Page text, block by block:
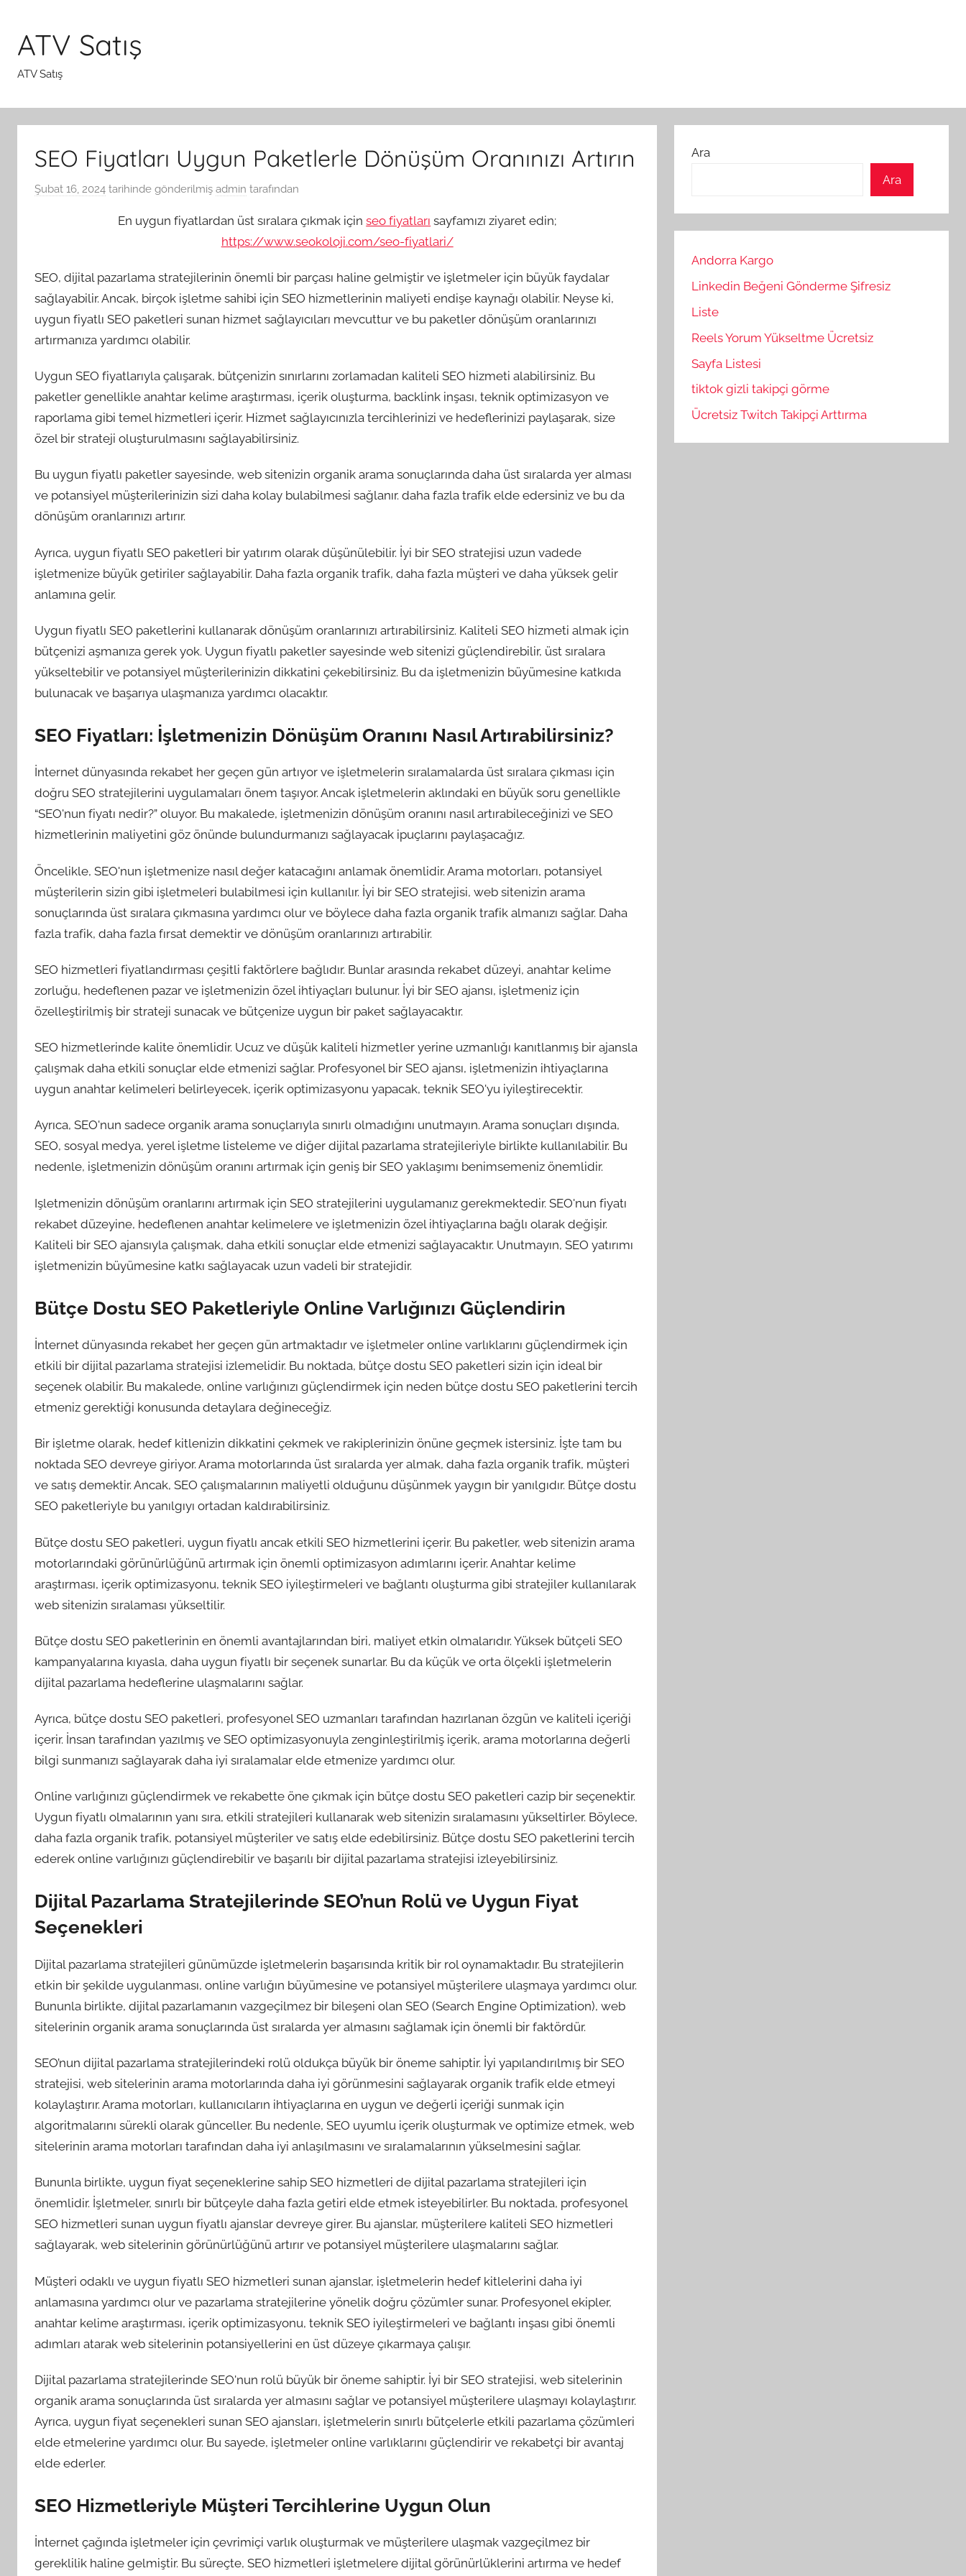
ATV Satış
ATV Satış
SEO Fiyatları Uygun Paketlerle Dönüşüm Oranınızı Artırın
Şubat 16, 2024 tarihinde gönderilmiş admin tarafından
En uygun fiyatlardan üst sıralara çıkmak içinseo fiyatları sayfamızı ziyaret edin;
https://www.seokoloji.com/seo-fiyatlari/
SEO, dijital pazarlama stratejilerinin önemli bir parçası haline gelmiştir ve işletmeler için büyük faydalar
sağlayabilir. Ancak, birçok işletme sahibi için SEO hizmetlerinin maliyeti endişe kaynağı olabilir. Neyse ki,
uygun fiyatlı SEO paketleri sunan hizmet sağlayıcıları mevcuttur ve bu paketler dönüşüm oranlarınızı
artırmanıza yardımcı olabilir.
Uygun SEO fiyatlarıyla çalışarak, bütçenizin sınırlarını zorlamadan kaliteli SEO hizmeti alabilirsiniz. Bu
paketler genellikle anahtar kelime araştırması, içerik oluşturma, backlink inşası, teknik optimizasyon ve
raporlama gibi temel hizmetleri içerir. Hizmet sağlayıcınızla tercihlerinizi ve hedeflerinizi paylaşarak, size
özel bir strateji oluşturulmasını sağlayabilirsiniz.
Bu uygun fiyatlı paketler sayesinde, web sitenizin organik arama sonuçlarında daha üst sıralarda yer alması
ve potansiyel müşterilerinizin sizi daha kolay bulabilmesi sağlanır. daha fazla trafik elde edersiniz ve bu da
dönüşüm oranlarınızı artırır.
Ayrıca, uygun fiyatlı SEO paketleri bir yatırım olarak düşünülebilir. İyi bir SEO stratejisi uzun vadede
işletmenize büyük getiriler sağlayabilir. Daha fazla organik trafik, daha fazla müşteri ve daha yüksek gelir
anlamına gelir.
Uygun fiyatlı SEO paketlerini kullanarak dönüşüm oranlarınızı artırabilirsiniz. Kaliteli SEO hizmeti almak için
bütçenizi aşmanıza gerek yok. Uygun fiyatlı paketler sayesinde web sitenizi güçlendirebilir, üst sıralara
yükseltebilir ve potansiyel müşterilerinizin dikkatini çekebilirsiniz. Bu da işletmenizin büyümesine katkıda
bulunacak ve başarıya ulaşmanıza yardımcı olacaktır.
SEO Fiyatları: İşletmenizin Dönüşüm Oranını Nasıl Artırabilirsiniz?
İnternet dünyasında rekabet her geçen gün artıyor ve işletmelerin sıralamalarda üst sıralara çıkması için
doğru SEO stratejilerini uygulamaları önem taşıyor. Ancak işletmelerin aklındaki en büyük soru genellikle
“SEO'nun fiyatı nedir?” oluyor. Bu makalede, işletmenizin dönüşüm oranını nasıl artırabileceğinizi ve SEO
hizmetlerinin maliyetini göz önünde bulundurmanızı sağlayacak ipuçlarını paylaşacağız.
Öncelikle, SEO'nun işletmenize nasıl değer katacağını anlamak önemlidir. Arama motorları, potansiyel
müşterilerin sizin gibi işletmeleri bulabilmesi için kullanılır. İyi bir SEO stratejisi, web sitenizin arama
sonuçlarında üst sıralara çıkmasına yardımcı olur ve böylece daha fazla organik trafik almanızı sağlar. Daha
fazla trafik, daha fazla fırsat demektir ve dönüşüm oranlarınızı artırabilir.
SEO hizmetleri fiyatlandırması çeşitli faktörlere bağlıdır. Bunlar arasında rekabet düzeyi, anahtar kelime
zorluğu, hedeflenen pazar ve işletmenizin özel ihtiyaçları bulunur. İyi bir SEO ajansı, işletmeniz için
özelleştirilmiş bir strateji sunacak ve bütçenize uygun bir paket sağlayacaktır.
SEO hizmetlerinde kalite önemlidir. Ucuz ve düşük kaliteli hizmetler yerine uzmanlığı kanıtlanmış bir ajansla
çalışmak daha etkili sonuçlar elde etmenizi sağlar. Profesyonel bir SEO ajansı, işletmenizin ihtiyaçlarına
uygun anahtar kelimeleri belirleyecek, içerik optimizasyonu yapacak, teknik SEO'yu iyileştirecektir.
Ayrıca, SEO'nun sadece organik arama sonuçlarıyla sınırlı olmadığını unutmayın. Arama sonuçları dışında,
SEO, sosyal medya, yerel işletme listeleme ve diğer dijital pazarlama stratejileriyle birlikte kullanılabilir. Bu
nedenle, işletmenizin dönüşüm oranını artırmak için geniş bir SEO yaklaşımı benimsemeniz önemlidir.
Işletmenizin dönüşüm oranlarını artırmak için SEO stratejilerini uygulamanız gerekmektedir. SEO'nun fiyatı
rekabet düzeyine, hedeflenen anahtar kelimelere ve işletmenizin özel ihtiyaçlarına bağlı olarak değişir.
Kaliteli bir SEO ajansıyla çalışmak, daha etkili sonuçlar elde etmenizi sağlayacaktır. Unutmayın, SEO yatırımı
işletmenizin büyümesine katkı sağlayacak uzun vadeli bir stratejidir.
Bütçe Dostu SEO Paketleriyle Online Varlığınızı Güçlendirin
İnternet dünyasında rekabet her geçen gün artmaktadır ve işletmeler online varlıklarını güçlendirmek için
etkili bir dijital pazarlama stratejisi izlemelidir. Bu noktada, bütçe dostu SEO paketleri sizin için ideal bir
seçenek olabilir. Bu makalede, online varlığınızı güçlendirmek için neden bütçe dostu SEO paketlerini tercih
etmeniz gerektiği konusunda detaylara değineceğiz.
Bir işletme olarak, hedef kitlenizin dikkatini çekmek ve rakiplerinizin önüne geçmek istersiniz. İşte tam bu
noktada SEO devreye giriyor. Arama motorlarında üst sıralarda yer almak, daha fazla organik trafik, müşteri
ve satış demektir. Ancak, SEO çalışmalarının maliyetli olduğunu düşünmek yaygın bir yanılgıdır. Bütçe dostu
SEO paketleriyle bu yanılgıyı ortadan kaldırabilirsiniz.
Bütçe dostu SEO paketleri, uygun fiyatlı ancak etkili SEO hizmetlerini içerir. Bu paketler, web sitenizin arama
motorlarındaki görünürlüğünü artırmak için önemli optimizasyon adımlarını içerir. Anahtar kelime
araştırması, içerik optimizasyonu, teknik SEO iyileştirmeleri ve bağlantı oluşturma gibi stratejiler kullanılarak
web sitenizin sıralaması yükseltilir.
Bütçe dostu SEO paketlerinin en önemli avantajlarından biri, maliyet etkin olmalarıdır. Yüksek bütçeli SEO
kampanyalarına kıyasla, daha uygun fiyatlı bir seçenek sunarlar. Bu da küçük ve orta ölçekli işletmelerin
dijital pazarlama hedeflerine ulaşmalarını sağlar.
Ayrıca, bütçe dostu SEO paketleri, profesyonel SEO uzmanları tarafından hazırlanan özgün ve kaliteli içeriği
içerir. İnsan tarafından yazılmış ve SEO optimizasyonuyla zenginleştirilmiş içerik, arama motorlarına değerli
bilgi sunmanızı sağlayarak daha iyi sıralamalar elde etmenize yardımcı olur.
Online varlığınızı güçlendirmek ve rekabette öne çıkmak için bütçe dostu SEO paketleri cazip bir seçenektir.
Uygun fiyatlı olmalarının yanı sıra, etkili stratejileri kullanarak web sitenizin sıralamasını yükseltirler. Böylece,
daha fazla organik trafik, potansiyel müşteriler ve satış elde edebilirsiniz. Bütçe dostu SEO paketlerini tercih
ederek online varlığınızı güçlendirebilir ve başarılı bir dijital pazarlama stratejisi izleyebilirsiniz.
Dijital Pazarlama Stratejilerinde SEO’nun Rolü ve Uygun Fiyat
Seçenekleri
Dijital pazarlama stratejileri günümüzde işletmelerin başarısında kritik bir rol oynamaktadır. Bu stratejilerin
etkin bir şekilde uygulanması, online varlığın büyümesine ve potansiyel müşterilere ulaşmaya yardımcı olur.
Bununla birlikte, dijital pazarlamanın vazgeçilmez bir bileşeni olan SEO (Search Engine Optimization), web
sitelerinin organik arama sonuçlarında üst sıralarda yer almasını sağlamak için önemli bir faktördür.
SEO’nun dijital pazarlama stratejilerindeki rolü oldukça büyük bir öneme sahiptir. İyi yapılandırılmış bir SEO
stratejisi, web sitelerinin arama motorlarında daha iyi görünmesini sağlayarak organik trafik elde etmeyi
kolaylaştırır. Arama motorları, kullanıcıların ihtiyaçlarına en uygun ve değerli içeriği sunmak için
algoritmalarını sürekli olarak günceller. Bu nedenle, SEO uyumlu içerik oluşturmak ve optimize etmek, web
sitelerinin arama motorları tarafından daha iyi anlaşılmasını ve sıralamalarının yükselmesini sağlar.
Bununla birlikte, uygun fiyat seçeneklerine sahip SEO hizmetleri de dijital pazarlama stratejileri için
önemlidir. İşletmeler, sınırlı bir bütçeyle daha fazla getiri elde etmek isteyebilirler. Bu noktada, profesyonel
SEO hizmetleri sunan uygun fiyatlı ajanslar devreye girer. Bu ajanslar, müşterilere kaliteli SEO hizmetleri
sağlayarak, web sitelerinin görünürlüğünü artırır ve potansiyel müşterilere ulaşmalarını sağlar.
Müşteri odaklı ve uygun fiyatlı SEO hizmetleri sunan ajanslar, işletmelerin hedef kitlelerini daha iyi
anlamasına yardımcı olur ve pazarlama stratejilerine yönelik doğru çözümler sunar. Profesyonel ekipler,
anahtar kelime araştırması, içerik optimizasyonu, teknik SEO iyileştirmeleri ve bağlantı inşası gibi önemli
adımları atarak web sitelerinin potansiyellerini en üst düzeye çıkarmaya çalışır.
Dijital pazarlama stratejilerinde SEO'nun rolü büyük bir öneme sahiptir. İyi bir SEO stratejisi, web sitelerinin
organik arama sonuçlarında üst sıralarda yer almasını sağlar ve potansiyel müşterilere ulaşmayı kolaylaştırır.
Ayrıca, uygun fiyat seçenekleri sunan SEO ajansları, işletmelerin sınırlı bütçelerle etkili pazarlama çözümleri
elde etmelerine yardımcı olur. Bu sayede, işletmeler online varlıklarını güçlendirir ve rekabetçi bir avantaj
elde ederler.
SEO Hizmetleriyle Müşteri Tercihlerine Uygun Olun
İnternet çağında işletmeler için çevrimiçi varlık oluşturmak ve müşterilere ulaşmak vazgeçilmez bir
gereklilik haline gelmiştir. Bu süreçte, SEO hizmetleri işletmelere dijital görünürlüklerini artırma ve hedef
Ara
Ara
Andorra Kargo
Linkedin Beğeni Gönderme Şifresiz
Liste
Reels Yorum Yükseltme Ücretsiz
Sayfa Listesi
tiktok gizli takipçi görme
Ücretsiz Twitch Takipçi Arttırma